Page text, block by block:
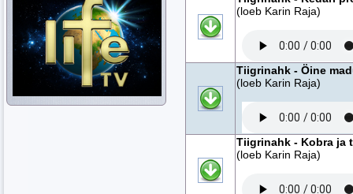
(loeb Karin Raja)
Tiigrinahk - Öine
(loeb Karin Raja)
Tiigrinahk - Kobra ja
(loeb Karin Raja)